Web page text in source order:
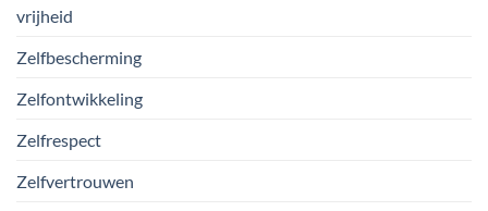
vrijheid
Zelfbescherming
Zelfontwikkeling
Zelfrespect
Zelfvertrouwen